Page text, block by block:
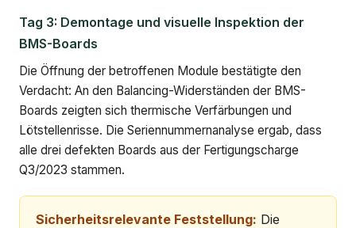
Tag 3: Demontage und visuelle Inspektion der
BMS-Boards
Die Öffnung der betroffenen Module bestätigte den
Verdacht: An den Balancing-Widerständen der BMS-
Boards zeigten sich thermische Verfärbungen und
Lötstellenrisse. Die Seriennummernanalyse ergab, dass
alle drei defekten Boards aus der Fertigungscharge
Q3/2023 stammen.
Sicherheitsrelevante Feststellung: Die